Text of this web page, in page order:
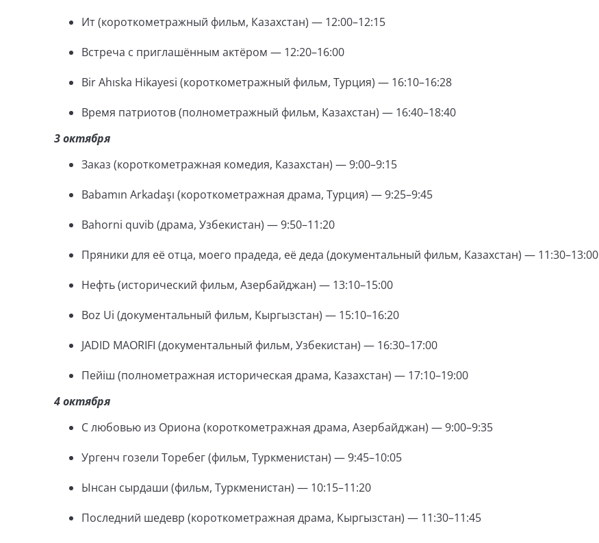
Ит (короткометражный фильм, Казахстан) — 12:00–12:15
Встреча с приглашённым актёром — 12:20–16:00
Bir Ahıska Hikayesi (короткометражный фильм, Турция) — 16:10–16:28
Время патриотов (полнометражный фильм, Казахстан) — 16:40–18:40
3 октября
Заказ (короткометражная комедия, Казахстан) — 9:00–9:15
Babamın Arkadaşı (короткометражная драма, Турция) — 9:25–9:45
Bahorni quvib (драма, Узбекистан) — 9:50–11:20
Пряники для её отца, моего прадеда, её деда (документальный фильм, Казахстан) — 11:30–13:00
Нефть (исторический фильм, Азербайджан) — 13:10–15:00
Boz Ui (документальный фильм, Кыргызстан) — 15:10–16:20
JADID MAORIFI (документальный фильм, Узбекистан) — 16:30–17:00
Пейіш (полнометражная историческая драма, Казахстан) — 17:10–19:00
4 октября
С любовью из Ориона (короткометражная драма, Азербайджан) — 9:00–9:35
Ургенч гозели Торебег (фильм, Туркменистан) — 9:45–10:05
Ынсан сырдаши (фильм, Туркменистан) — 10:15–11:20
Последний шедевр (короткометражная драма, Кыргызстан) — 11:30–11:45